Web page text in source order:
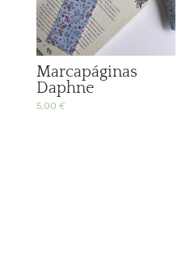
Marcapáginas
Daphne
5,00 €